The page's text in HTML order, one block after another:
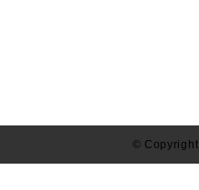
© Copyright